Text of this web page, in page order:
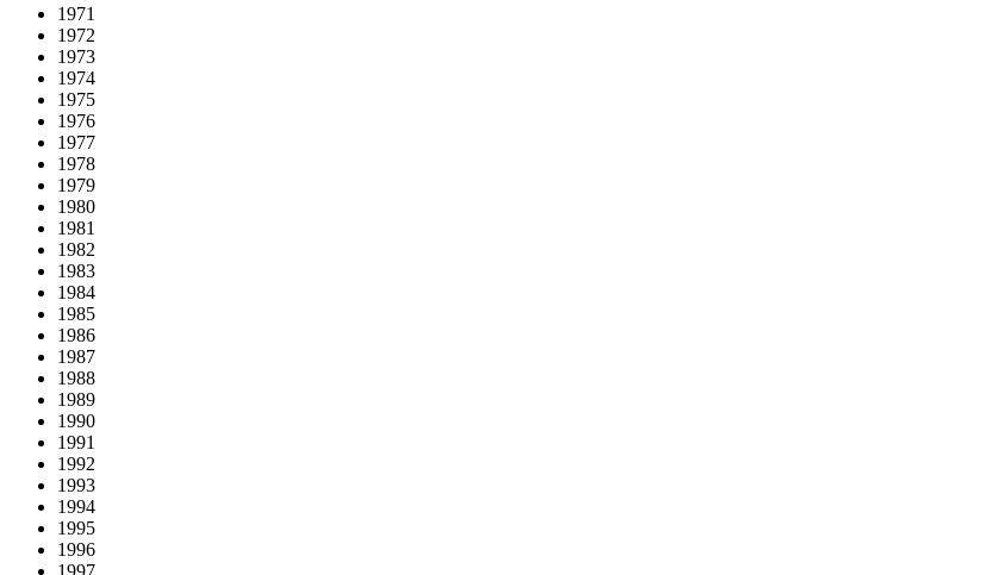
1971
1972
1973
1974
1975
1976
1977
1978
1979
1980
1981
1982
1983
1984
1985
1986
1987
1988
1989
1990
1991
1992
1993
1994
1995
1996
1997